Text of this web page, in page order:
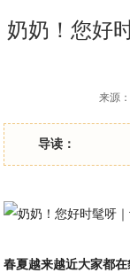
奶奶！您好
来源
导读：
春夏越来越近大家都